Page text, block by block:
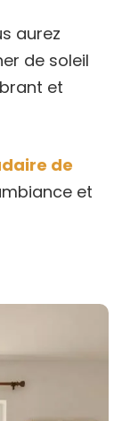
aurez
de soleil
et
de
et